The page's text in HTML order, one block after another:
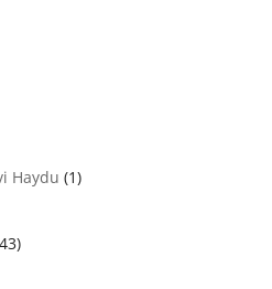
Haydu (1)